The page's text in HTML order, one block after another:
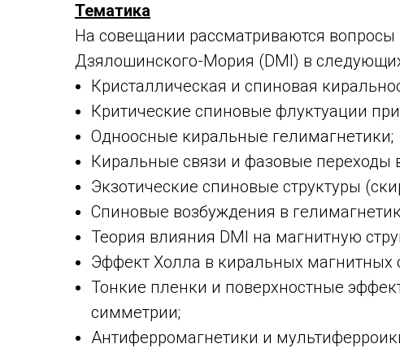
Тематика
На совещании рассматриваются
Дзялошинского-Мория (DMI) в
Кристаллическая и спиновая
Критические спиновые флуктуации
Одноосные киральные гелимагнетики;
Киральные связи и фазовые переходы
Экзотические спиновые структуры
Спиновые возбуждения в
Теория влияния DMI на магнитную
Эффект Холла в киральных магнитных
Тонкие пленки и поверхностные
симметрии;
Антиферромагнетики и